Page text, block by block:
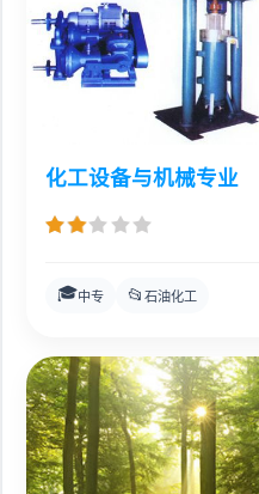
化工设备与机械专业
🎓中专 📂 石油化工